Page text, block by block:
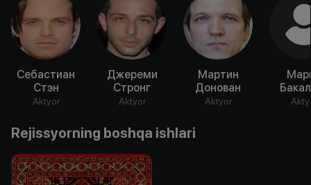
Себастиан
Стэн
Aktyor
Джереми
Стронг
Aktyor
Мартин
Донован
Aktyor
Rejissyorning boshqa ishlari